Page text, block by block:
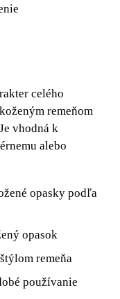
celého
remeňom
vhodná k
alebo
opasky podľa
opasok
remeňa
používanie